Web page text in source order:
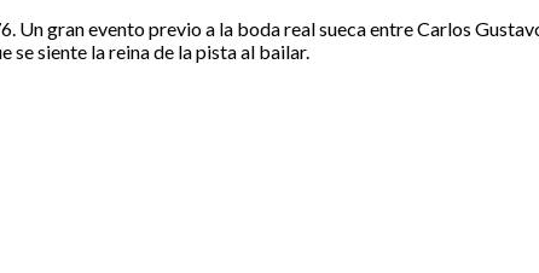
gran evento previo a la boda real sueca entre Carlos
se siente la reina de la pista al bailar.